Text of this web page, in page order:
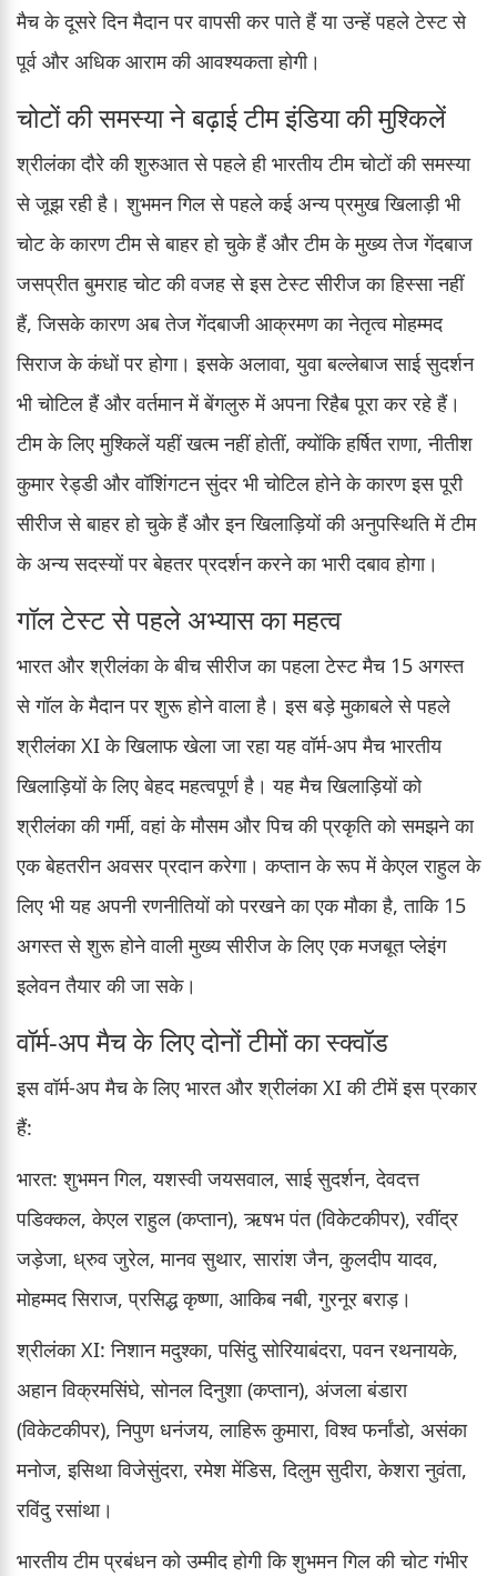
मैच के दूसरे दिन मैदान पर वापसी कर पाते हैं या उन्हें पहले टेस्ट से
पूर्व और अधिक आराम की आवश्यकता होगी।
चोटों की समस्या ने बढ़ाई टीम इंडिया की मुश्किलें
श्रीलंका दौरे की शुरुआत से पहले ही भारतीय टीम चोटों की समस्या
से जूझ रही है। शुभमन गिल से पहले कई अन्य प्रमुख खिलाड़ी भी
चोट के कारण टीम से बाहर हो चुके हैं और टीम के मुख्य तेज गेंदबाज
जसप्रीत बुमराह चोट की वजह से इस टेस्ट सीरीज का हिस्सा नहीं
हैं, जिसके कारण अब तेज गेंदबाजी आक्रमण का नेतृत्व मोहम्मद
सिराज के कंधों पर होगा। इसके अलावा, युवा बल्लेबाज साई सुदर्शन
भी चोटिल हैं और वर्तमान में बेंगलुरु में अपना रिहैब पूरा कर रहे हैं।
टीम के लिए मुश्किलें यहीं खत्म नहीं होतीं, क्योंकि हर्षित राणा, नीतीश
कुमार रेड्डी और वॉशिंगटन सुंदर भी चोटिल होने के कारण इस पूरी
सीरीज से बाहर हो चुके हैं और इन खिलाड़ियों की अनुपस्थिति में टीम
के अन्य सदस्यों पर बेहतर प्रदर्शन करने का भारी दबाव होगा।
गॉल टेस्ट से पहले अभ्यास का महत्व
भारत और श्रीलंका के बीच सीरीज का पहला टेस्ट मैच 15 अगस्त
से गॉल के मैदान पर शुरू होने वाला है। इस बड़े मुकाबले से पहले
श्रीलंका XI के खिलाफ खेला जा रहा यह वॉर्म-अप मैच भारतीय
खिलाड़ियों के लिए बेहद महत्वपूर्ण है। यह मैच खिलाड़ियों को
श्रीलंका की गर्मी, वहां के मौसम और पिच की प्रकृति को समझने का
एक बेहतरीन अवसर प्रदान करेगा। कप्तान के रूप में केएल राहुल के
लिए भी यह अपनी रणनीतियों को परखने का एक मौका है, ताकि 15
अगस्त से शुरू होने वाली मुख्य सीरीज के लिए एक मजबूत प्लेइंग
इलेवन तैयार की जा सके।
वॉर्म-अप मैच के लिए दोनों टीमों का स्क्वॉड
इस वॉर्म-अप मैच के लिए भारत और श्रीलंका XI की टीमें इस प्रकार
हैं:
भारत: शुभमन गिल, यशस्वी जयसवाल, साई सुदर्शन, देवदत्त
पडिक्कल, केएल राहुल (कप्तान), ऋषभ पंत (विकेटकीपर), रवींद्र
जड़ेजा, ध्रुव जुरेल, मानव सुथार, सारांश जैन, कुलदीप यादव,
मोहम्मद सिराज, प्रसिद्ध कृष्णा, आकिब नबी, गुरनूर बराड़।
श्रीलंका XI: निशान मदुश्का, पसिंदु सोरियाबंदरा, पवन रथनायके,
अहान विक्रमसिंघे, सोनल दिनुशा (कप्तान), अंजला बंडारा
(विकेटकीपर), निपुण धनंजय, लाहिरू कुमारा, विश्व फर्नांडो, असंका
मनोज, इसिथा विजेसुंदरा, रमेश मेंडिस, दिलुम सुदीरा, केशरा नुवंता,
रविंदु रसांथा।
भारतीय टीम प्रबंधन को उम्मीद होगी कि शुभमन गिल की चोट गंभीर